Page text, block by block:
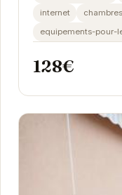
internet
equipements-pour-
128€